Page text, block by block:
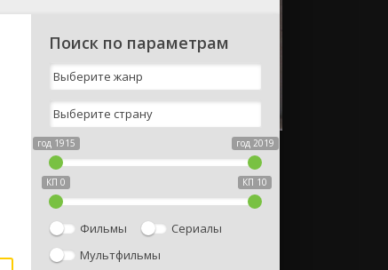
Поиск по параметрам
год 1915 год 2019
КП 0 КП 10
Фильмы
Сериалы
Мультфильмы